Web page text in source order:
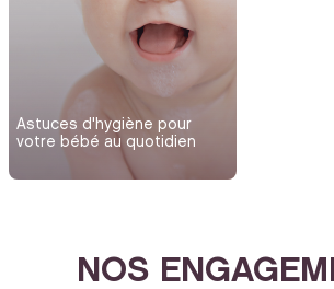
Astuces d'hygiène pour
votre bébé au quotidien
NOS